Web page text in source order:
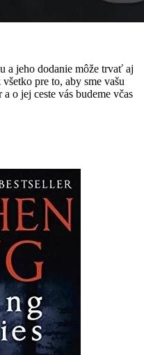
a jeho dodanie môže trvať aj
pre to, aby sme vašu
o jej ceste vás budeme včas